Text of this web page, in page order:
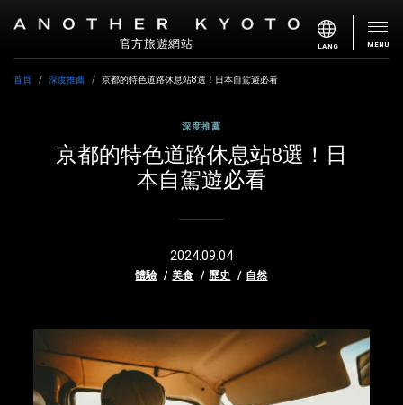
官方旅遊網站 LANG MENU
首頁 深度推薦 京都的特色道路休息站8選！日本自駕遊必看
深度推薦
京都的特色道路休息站8選！日
本自駕遊必看
2024.09.04
體驗 美食 歷史 自然